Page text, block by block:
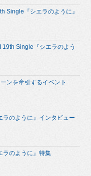
Single『シエラのように』
19th Single『シエラのよう
ンを牽引するイベント
のように』インタビュー
ラのように』特集